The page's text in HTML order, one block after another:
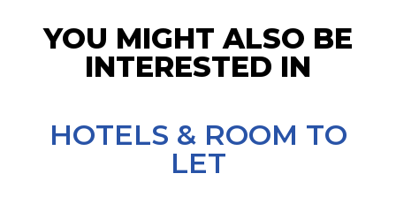
YOU MIGHT ALSO BE
INTERESTED IN
HOTELS & ROOM TO
LET